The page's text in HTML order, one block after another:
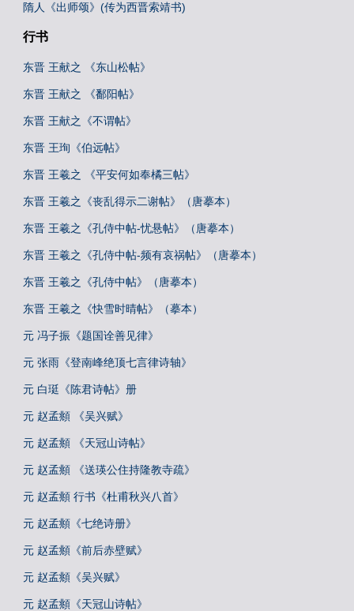
隋人《出师颂》(传为西晋索靖书)
行书
东晋 王献之 《东山松帖》
东晋 王献之 《鄱阳帖》
东晋 王献之《不谓帖》
东晋 王珣《伯远帖》
东晋 王羲之 《平安何如奉橘三帖》
东晋 王羲之《丧乱得示二谢帖》（唐摹本）
东晋 王羲之《孔侍中帖-忧悬帖》（唐摹本）
东晋 王羲之《孔侍中帖-频有哀祸帖》（唐摹本）
东晋 王羲之《孔侍中帖》（唐摹本）
东晋 王羲之《快雪时晴帖》（摹本）
元 冯子振《题国诠善见律》
元 张雨《登南峰绝顶七言律诗轴》
元 白珽《陈君诗帖》册
元 赵孟頫 《吴兴赋》
元 赵孟頫 《天冠山诗帖》
元 赵孟頫 《送瑛公住持隆教寺疏》
元 赵孟頫 行书《杜甫秋兴八首》
元 赵孟頫《七绝诗册》
元 赵孟頫《前后赤壁赋》
元 赵孟頫《吴兴赋》
元 赵孟頫《天冠山诗帖》